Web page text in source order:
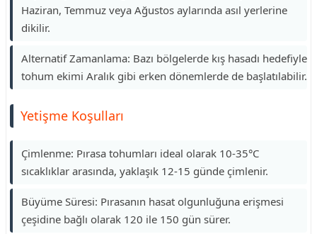
Haziran, Temmuz veya Ağustos aylarında asıl yerlerine
dikilir.
Alternatif Zamanlama: Bazı bölgelerde kış hasadı hedefiyle
tohum ekimi Aralık gibi erken dönemlerde de başlatılabilir.
Yetişme Koşulları
Çimlenme: Pırasa tohumları ideal olarak 10-35°C
sıcaklıklar arasında, yaklaşık 12-15 günde çimlenir.
Büyüme Süresi: Pırasanın hasat olgunluğuna erişmesi
çeşidine bağlı olarak 120 ile 150 gün sürer.